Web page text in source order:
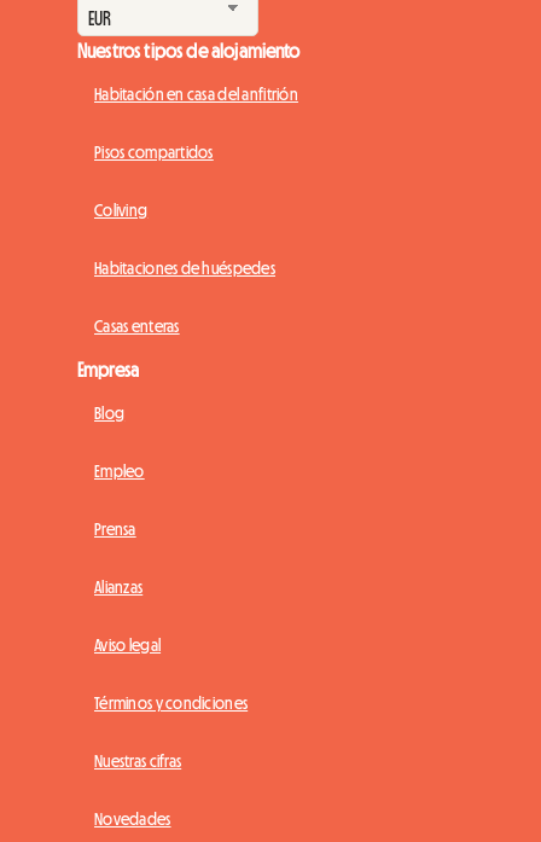
Nuestros tipos de alojamiento
Habitación en casa del anfitrión
Pisos compartidos
Coliving
Habitaciones de huéspedes
Casas enteras
Empresa
Blog
Empleo
Prensa
Alianzas
Aviso legal
Términos y condiciones
Nuestras cifras
Novedades